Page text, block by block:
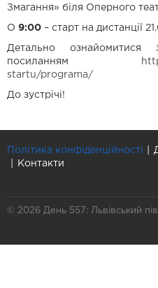
Змагання» біля Оперного
О 9:00 – старт на дистанції
Детально
посиланням
startu/programa/
До зустрічі!
Політика конфіденційності
Контакти
© 2026 День 557: Львівський